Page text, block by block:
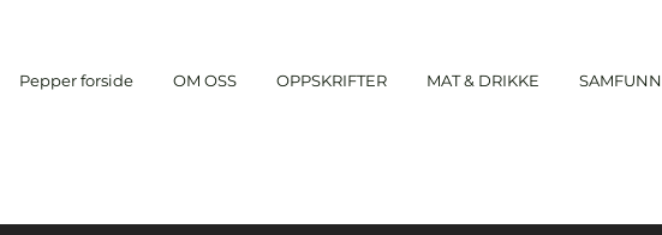
Pepper forside OM OSS OPPSKRIFTER MAT & DRIKKE SAMFUNN